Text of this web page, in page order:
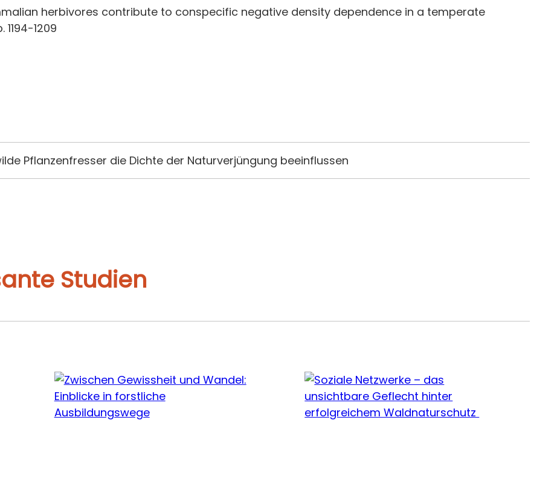
herbivores contribute to conspecific negative density dependence in a temperate
1209
Pflanzenfresser die Dichte der Naturverjüngung beeinflussen
Studien